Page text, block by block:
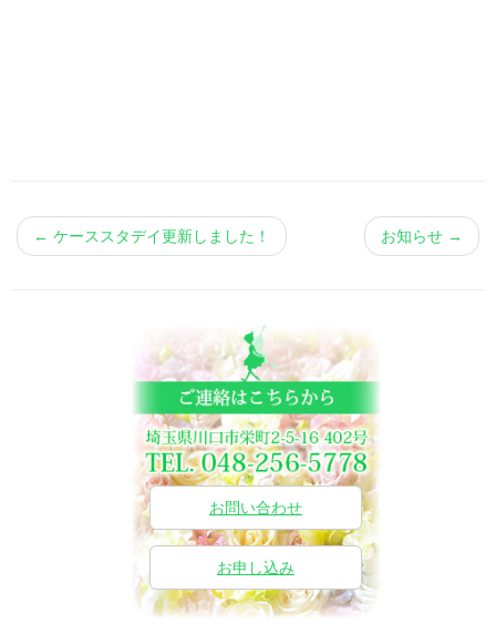
← ケーススタデイ更新しました！ お知らせ →
お問い合わせ
お申し込み